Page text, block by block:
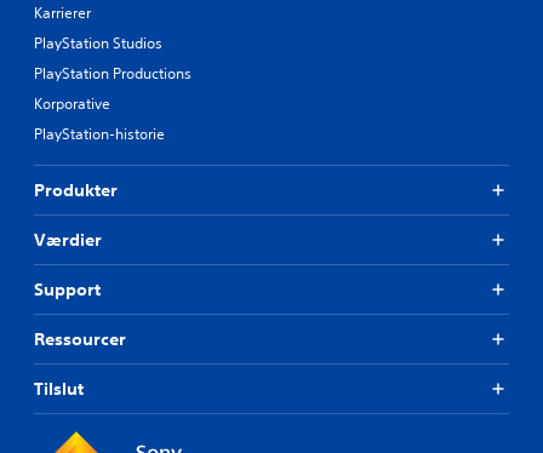
Karrierer
PlayStation Studios
PlayStation Productions
Korporative
PlayStation-historie
Produkter
Værdier
Support
Ressourcer
Tilslut